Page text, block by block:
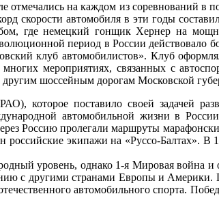
на каждом из соревнований в
скорости автомобиля в эти годы
где немецкий гонщик Хернер на
период в России действовало
клуб автомобилистов». Клуб
мероприятиях, связанных с
другим шоссейным дорогам Московской
которое поставило своей задачей
автомобильной жизни в
Россию пролегали маршруты
экипажи на «Руссо-Балтах». В
уровень, однако 1-я Мировая война
с другими странами Европы и
автомобильного спорта.